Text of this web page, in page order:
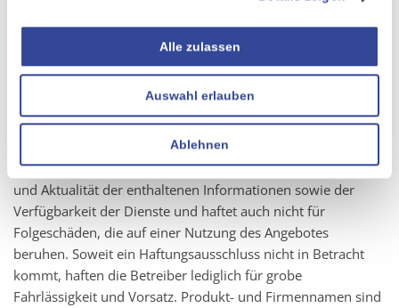
Alle zulassen
Auswahl erlauben
Ablehnen
eine schriftliche Bekanntmachung seitens des Betreibers
veröffentlicht wird.
Haftungshinweise
„CURSOR Software AG” als Betreiber des Online-Auftrittes
übernimmt keinerlei Gewähr für Richtigkeit, Vollständigkeit
und Aktualität der enthaltenen Informationen sowie der
Verfügbarkeit der Dienste und haftet auch nicht für
Folgeschäden, die auf einer Nutzung des Angebotes
beruhen. Soweit ein Haftungsausschluss nicht in Betracht
kommt, haften die Betreiber lediglich für grobe
Fahrlässigkeit und Vorsatz. Produkt- und Firmennamen sind